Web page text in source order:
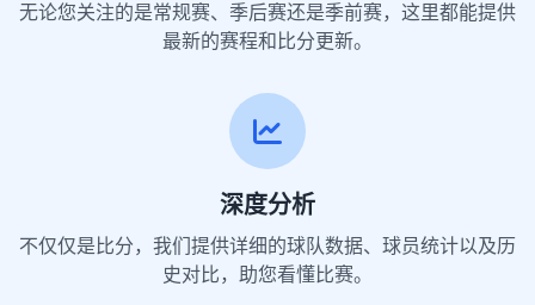
无论您关注的是常规赛、季后赛还是季前赛，这里都能提供
最新的赛程和比分更新。
深度分析
不仅仅是比分，我们提供详细的球队数据、球员统计以及历
史对比，助您看懂比赛。